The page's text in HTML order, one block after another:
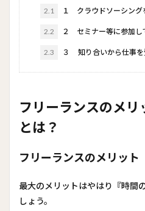
2.1 １ クラウドソーシング
2.2 ２ セミナー等に参加し
2.3 ３ 知り合いから仕事を
フリーランスのメリ
とは？
フリーランスのメリット
最大のメリットはやはり『時間
しょう。